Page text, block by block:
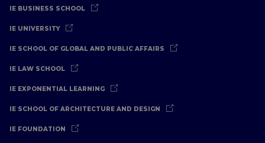
IE BUSINESS SCHOOL
IE UNIVERSITY
IE SCHOOL OF GLOBAL AND PUBLIC AFFAIRS
IE LAW SCHOOL
IE EXPONENTIAL LEARNING
IE SCHOOL OF ARCHITECTURE AND DESIGN
IE FOUNDATION